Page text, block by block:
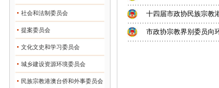
十四届市政协民族宗教
市政协宗教界别委员向
社会和法制委员会
提案委员会
文化文史和学习委员会
城乡建设资源环境委员会
民族宗教港澳台侨和外事委员会